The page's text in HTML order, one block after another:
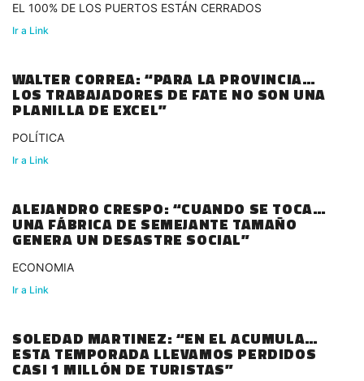
EL 100% DE LOS PUERTOS ESTÁN CERRADOS
Ir a Link
WALTER CORREA: “PARA LA PROVINCIA
LOS TRABAJADORES DE FATE NO SON UNA
PLANILLA DE EXCEL”
POLÍTICA
Ir a Link
ALEJANDRO CRESPO: “CUANDO SE TOCA
UNA FÁBRICA DE SEMEJANTE TAMAÑO
GENERA UN DESASTRE SOCIAL”
ECONOMIA
Ir a Link
SOLEDAD MARTINEZ: “EN EL ACUMULADO
ESTA TEMPORADA LLEVAMOS PERDIDOS
CASI 1 MILLÓN DE TURISTAS”